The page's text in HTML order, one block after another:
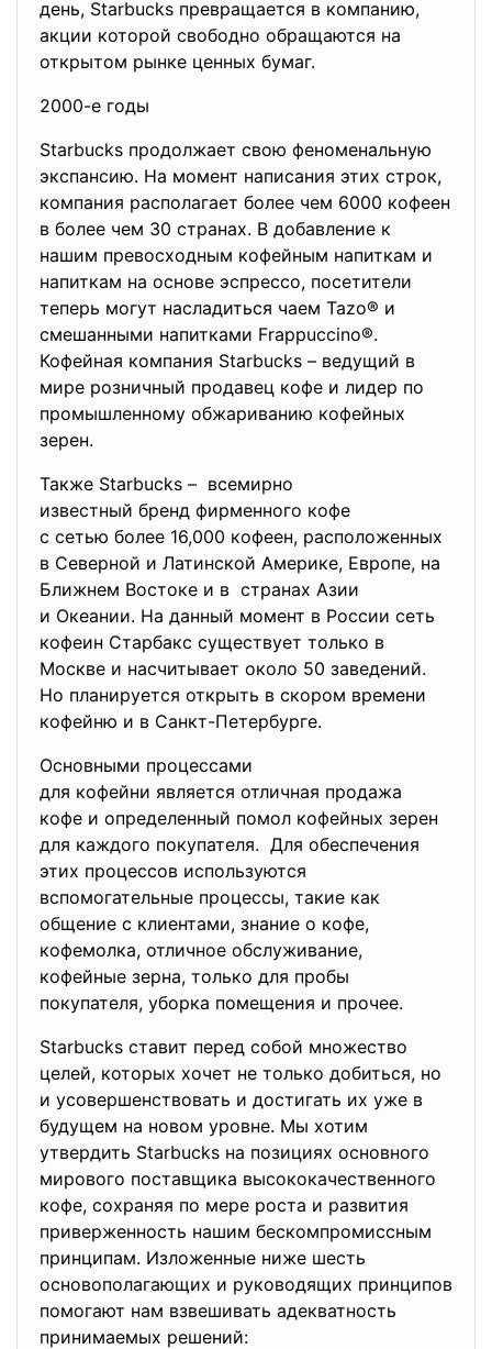
день, Starbucks превращается в компанию,
акции которой свободно обращаются на
открытом рынке ценных бумаг.
2000-е годы
Starbucks продолжает свою феноменальную
экспансию. На момент написания этих строк,
компания располагает более чем 6000 кофеен
в более чем 30 странах. В добавление к
нашим превосходным кофейным напиткам и
напиткам на основе эспрессо, посетители
теперь могут насладиться чаем Tazo® и
смешанными напитками Frappuccino®.
Кофейная компания Starbucks – ведущий в
мире розничный продавец кофе и лидер по
промышленному обжариванию кофейных
зерен.
Также Starbucks – всемирно
известный бренд фирменного кофе
с сетью более 16,000 кофеен, расположенных
в Северной и Латинской Америке, Европе, на
Ближнем Востоке и в странах Азии
и Океании. На данный момент в России сеть
кофеин Старбакс существует только в
Москве и насчитывает около 50 заведений.
Но планируется открыть в скором времени
кофейню и в Санкт-Петербурге.
Основными процессами
для кофейни является отличная продажа
кофе и определенный помол кофейных зерен
для каждого покупателя. Для обеспечения
этих процессов используются
вспомогательные процессы, такие как
общение с клиентами, знание о кофе,
кофемолка, отличное обслуживание,
кофейные зерна, только для пробы
покупателя, уборка помещения и прочее.
Starbucks ставит перед собой множество
целей, которых хочет не только добиться, но
и усовершенствовать и достигать их уже в
будущем на новом уровне. Мы хотим
утвердить Starbucks на позициях основного
мирового поставщика высококачественного
кофе, сохраняя по мере роста и развития
приверженность нашим бескомпромиссным
принципам. Изложенные ниже шесть
основополагающих и руководящих принципов
помогают нам взвешивать адекватность
принимаемых решений: